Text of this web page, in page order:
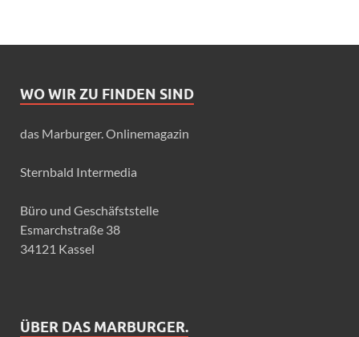
WO WIR ZU FINDEN SIND
das Marburger. Onlinemagazin
Sternbald Intermedia
Büro und Geschäfststelle
Esmarchstraße 38
34121 Kassel
ÜBER DAS MARBURGER.